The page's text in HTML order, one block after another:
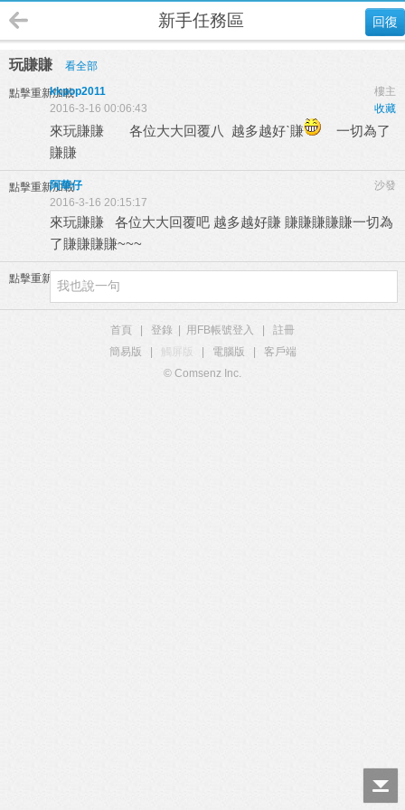
回復
新手任務區
玩賺賺 看全部
點擊重新加載 樓主
kkpop2011
收藏
2016-3-16 00:06:43
來玩賺賺 各位大大回覆八 越多越好ˋ賺
一切為了
賺賺
點擊重新加載 沙發
阿華仔
2016-3-16 20:15:17
來玩賺賺 各位大大回覆吧 越多越好賺 賺賺賺賺賺一切為
了賺賺賺賺~~~
點擊重新加載
首頁 登錄 用FB帳號登入
註冊
簡易版
觸屏版 電腦版
客戶端
© Comsenz Inc.